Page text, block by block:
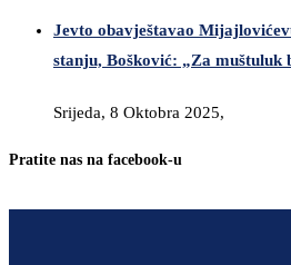
Jevto obavještavao
stanju, Bošković: „Za muštuluk
Srijeda, 8 Oktobra 2025,
Pratite nas na facebook-u